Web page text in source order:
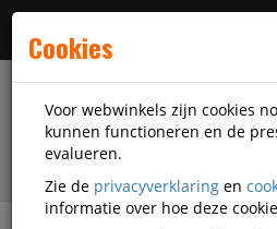
Cookies
Voor webwinkels zijn cookies
kunnen functioneren en de
evalueren.
Zie de privacyverklaring en
informatie over hoe deze